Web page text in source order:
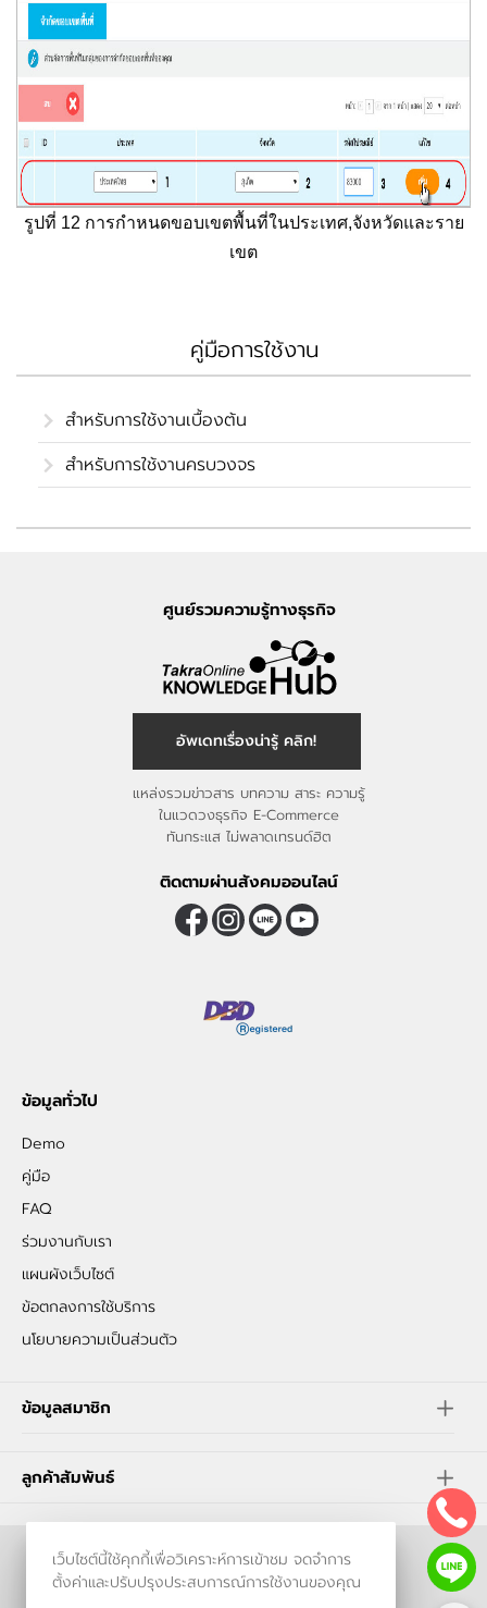
รูปที่ 12 การกำหนดขอบเขตพื้นที่ในประเทศ,จังหวัดและราย
เขต
คู่มือการใช้งาน
สำหรับการใช้งานเบื้องต้น
สำหรับการใช้งานครบวงจร
ศูนย์รวมความรู้ทางธุรกิจ
อัพเดทเรื่องน่ารู้ คลิก!
แหล่งรวมข่าวสาร บทความ สาระ ความรู้
ในแวดวงธุรกิจ E-Commerce
ทันกระแส ไม่พลาดเทรนด์ฮิต
ติดตามผ่านสังคมออนไลน์
ข้อมูลทั่วไป
Demo
คู่มือ
FAQ
ร่วมงานกับเรา
แผนผังเว็บไซต์
ข้อตกลงการใช้บริการ
นโยบายความเป็นส่วนตัว
ข้อมูลสมาชิก
ลูกค้าสัมพันธ์
ร้านค้าออนไลน์
เว็บไซต์นี้ใช้คุกกี้เพื่อวิเคราะห์การเข้าชม จดจำการ
ตั้งค่าและปรับปรุงประสบการณ์การใช้งานของคุณ